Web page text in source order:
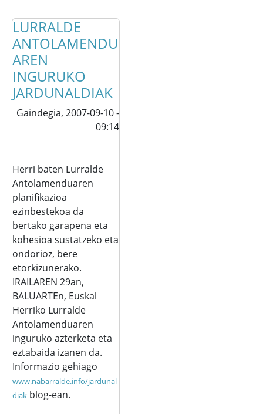
LURRALDE
ANTOLAMENDU
AREN
INGURUKO
JARDUNALDIAK
Gaindegia, 2007-09-10 -
09:14
Herri baten Lurralde
Antolamenduaren
planifikazioa
ezinbestekoa da
bertako garapena eta
kohesioa sustatzeko eta
ondorioz, bere
etorkizunerako.
IRAILAREN 29an,
BALUARTEn, Euskal
Herriko Lurralde
Antolamenduaren
inguruko azterketa eta
eztabaida izanen da.
Informazio gehiago
www.nabarralde.info/jardunal
diak blog-ean.